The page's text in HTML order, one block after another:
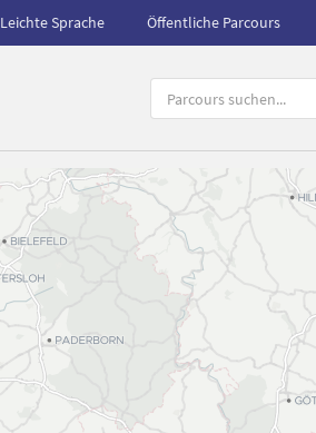
Leichte Sprache Öffentliche Parcours